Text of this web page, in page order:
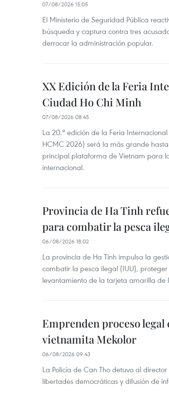
07/08/2026 15:05
El Ministerio de Seguridad Pública
búsqueda y captura contra tres
derrocar la administración popular.
XX Edición de la Feria
Ciudad Ho Chi Minh
07/08/2026 08:45
La 20.ª edición de la Feria
HCMC 2026) será la más grande
principal plataforma de Vietnam para
internacional.
Provincia de Ha Tinh
para combatir la pesca
06/08/2026 18:02
La provincia de Ha Tinh impulsa la
combatir la pesca ilegal (IUU),
levantamiento de la tarjeta amarilla de
Emprenden proceso
vietnamita Mekolor
06/08/2026 09:43
La Policía de Can Tho detuvo al
libertades democráticas y difusión de